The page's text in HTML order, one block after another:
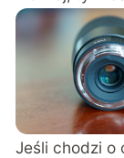
Jeśli chodzi o